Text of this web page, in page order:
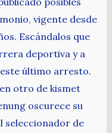
vigente desde
Escándalos que
deportiva y a
este último arresto.
otro de kismet
oscurece su
seleccionador de